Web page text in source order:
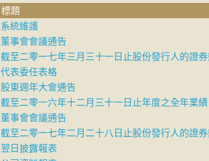
標題
系統維護
董事會會議通告
截至二零一七年三月三十一日止股份發行人的證
代表委任表格
股東週年大會通告
截至二零一六年十二月三十一日止年度之全年業績
董事會會議通告
截至二零一七年二月二十八日止股份發行人的證
翌日披露報表